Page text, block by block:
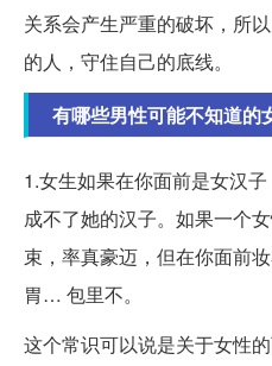
关系会产生严重的破坏，所
的人，守住自己的底线。
有哪些男性可能不知道的
1.女生如果在你面前是女汉
成不了她的汉子。如果一个
束，率真豪迈，但在你面前
胃… 包里不。
这个常识可以说是关于女性